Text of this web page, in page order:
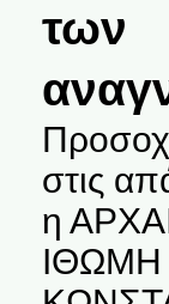
των
στις
η
ΙΘΩΜΗ